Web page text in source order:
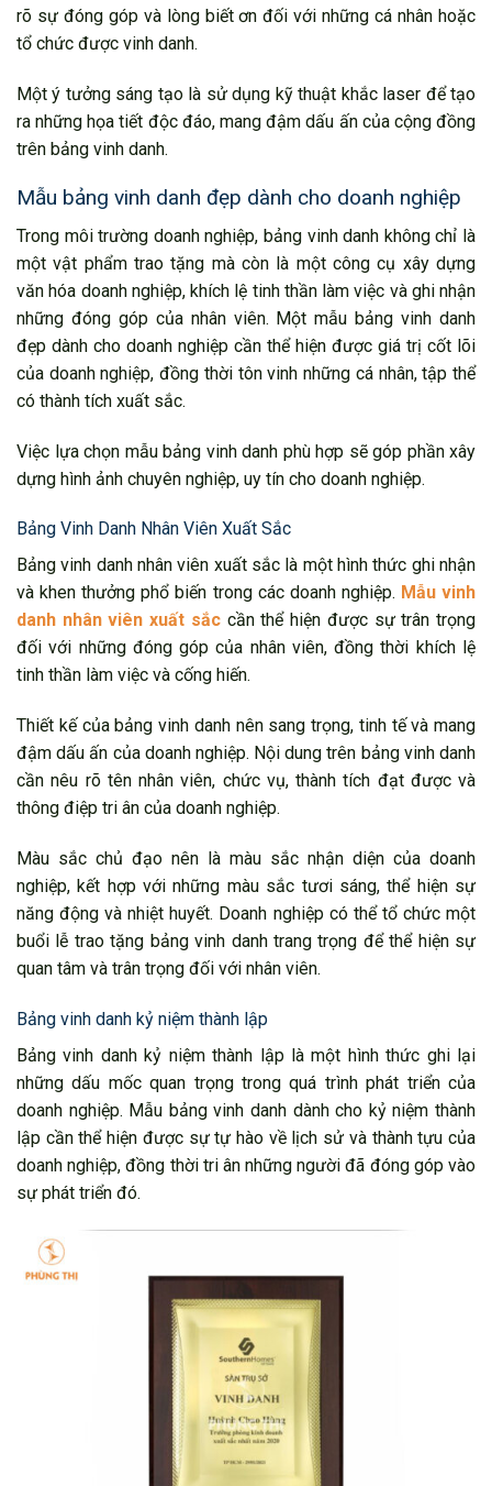
rõ sự đóng góp và lòng biết ơn đối với những cá nhân hoặc
tổ chức được vinh danh.
Một ý tưởng sáng tạo là sử dụng kỹ thuật khắc laser để tạo
ra những họa tiết độc đáo, mang đậm dấu ấn của cộng đồng
trên bảng vinh danh.
Mẫu bảng vinh danh đẹp dành cho doanh nghiệp
Trong môi trường doanh nghiệp, bảng vinh danh không chỉ là
một vật phẩm trao tặng mà còn là một công cụ xây dựng
văn hóa doanh nghiệp, khích lệ tinh thần làm việc và ghi nhận
những đóng góp của nhân viên. Một mẫu bảng vinh danh
đẹp dành cho doanh nghiệp cần thể hiện được giá trị cốt lõi
của doanh nghiệp, đồng thời tôn vinh những cá nhân, tập thể
có thành tích xuất sắc.
Việc lựa chọn mẫu bảng vinh danh phù hợp sẽ góp phần xây
dựng hình ảnh chuyên nghiệp, uy tín cho doanh nghiệp.
Bảng Vinh Danh Nhân Viên Xuất Sắc
Bảng vinh danh nhân viên xuất sắc là một hình thức ghi nhận
và khen thưởng phổ biến trong các doanh nghiệp. Mẫu vinh
danh nhân viên xuất sắccần thể hiện được sự trân trọng
đối với những đóng góp của nhân viên, đồng thời khích lệ
tinh thần làm việc và cống hiến.
Thiết kế của bảng vinh danh nên sang trọng, tinh tế và mang
đậm dấu ấn của doanh nghiệp. Nội dung trên bảng vinh danh
cần nêu rõ tên nhân viên, chức vụ, thành tích đạt được và
thông điệp tri ân của doanh nghiệp.
Màu sắc chủ đạo nên là màu sắc nhận diện của doanh
nghiệp, kết hợp với những màu sắc tươi sáng, thể hiện sự
năng động và nhiệt huyết. Doanh nghiệp có thể tổ chức một
buổi lễ trao tặng bảng vinh danh trang trọng để thể hiện sự
quan tâm và trân trọng đối với nhân viên.
Bảng vinh danh kỷ niệm thành lập
Bảng vinh danh kỷ niệm thành lập là một hình thức ghi lại
những dấu mốc quan trọng trong quá trình phát triển của
doanh nghiệp. Mẫu bảng vinh danh dành cho kỷ niệm thành
lập cần thể hiện được sự tự hào về lịch sử và thành tựu của
doanh nghiệp, đồng thời tri ân những người đã đóng góp vào
sự phát triển đó.